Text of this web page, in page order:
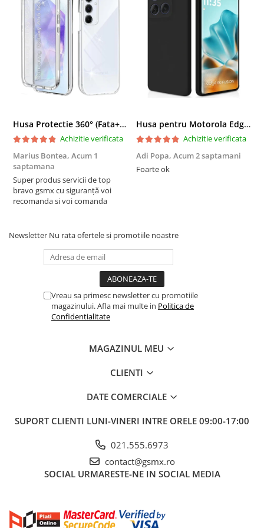
‼️ Disclaimer: Pozele au caracter pur informativ și pot să
difere ușor de aspectul real al produsului. Vă rugăm să
rețineți ca si culoarea produselor poate fi influențată de
lumina și de setările ecranului dvs. și, prin urmare, ar
putea să difere ușor față de imagini.
Vă mulțumim pentru înțelegere!
Husa Protectie 360° (Fata+Spate) compatibila Samsung Galaxy A55 5G, Transparanta, Protectie Completa
Achizitie verificata
Marius Bontea, Acum 1
saptamana
Super produs servicii de top
bravo gsmx cu siguranță voi
recomanda si voi comanda
Husa pentru Motorola Edge 60 Fusion din sIlicon catifelat cu interior din microfibra si protectie la camere - Negru
Achizitie verificata
Adi Popa, Acum 2 saptamani
Foarte ok
Newsletter Nu rata ofertele si promotiile noastre
Vreau sa primesc newsletter cu promotiile
magazinului. Afla mai multe in Politica de
Confidentialitate
MAGAZINUL MEU
CLIENTI
DATE COMERCIALE
SUPORT CLIENTI LUNI-VINERI INTRE ORELE 09:00-17:00
021.555.6973
contact@gsmx.ro
SOCIAL URMARESTE-NE IN SOCIAL MEDIA